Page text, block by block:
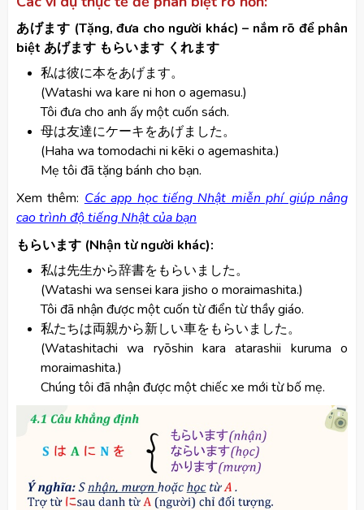
あげます (Tặng, đưa cho người khác) – nắm rõ để phân
biệt あげます もらいます くれます
私は彼に本をあげます。
(Watashi wa kare ni hon o agemasu.)
Tôi đưa cho anh ấy một cuốn sách.
母は友達にケーキをあげました。
(Haha wa tomodachi ni kēki o agemashita.)
Mẹ tôi đã tặng bánh cho bạn.
​Xem thêm: Các app học tiếng Nhật miễn phí giúp nâng
cao trình độ tiếng Nhật của bạn
もらいます (Nhận từ người khác):
私は先生から辞書をもらいました。
(Watashi wa sensei kara jisho o moraimashita.)
Tôi đã nhận được một cuốn từ điển từ thầy giáo.
私たちは両親から新しい車をもらいました。
(Watashitachi wa ryōshin kara atarashii kuruma o
moraimashita.)
Chúng tôi đã nhận được một chiếc xe mới từ bố mẹ.